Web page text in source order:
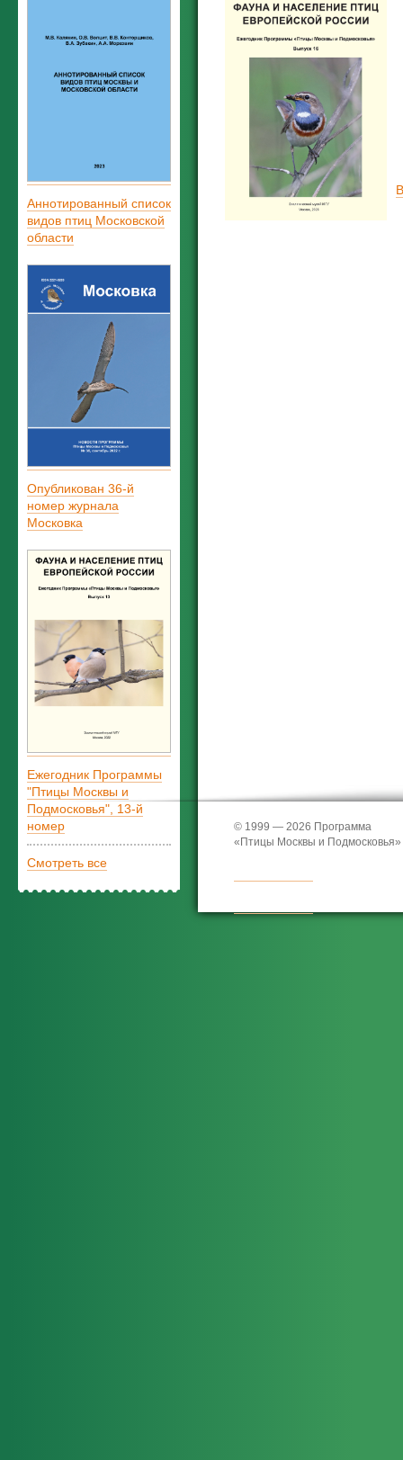
Аннотированный список
видов птиц Московской
области
Опубликован 36-й
номер журнала
Московка
Ежегодник Программы
"Птицы Москвы и
Подмосковья", 13-й
номер
Смотреть все
© 1999 — 2026 Программа
«Птицы Москвы и Подмосковья»